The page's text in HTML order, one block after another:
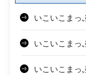
いこいこま
いこいこまっ
いこいこまっ